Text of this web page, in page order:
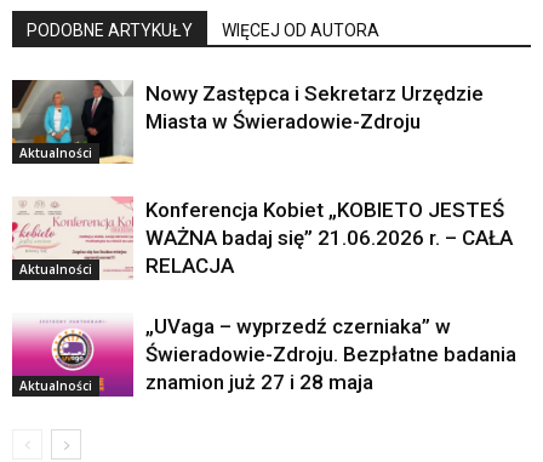
PODOBNE ARTYKUŁY WIĘCEJ OD AUTORA
Aktualności
Nowy Zastępca i Sekretarz Urzędzie
Miasta w Świeradowie-Zdroju
Aktualności
Konferencja Kobiet „KOBIETO JESTEŚ
WAŻNA badaj się” 21.06.2026 r. – CAŁA
RELACJA
Aktualności
„UVaga – wyprzedź czerniaka” w
Świeradowie-Zdroju. Bezpłatne badania
znamion już 27 i 28 maja